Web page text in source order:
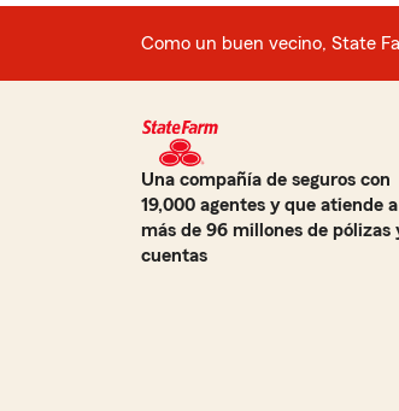
Como un buen vecino, State
Una compañía de seguros con
19,000 agentes y que atiende a
más de 96 millones de pólizas
cuentas